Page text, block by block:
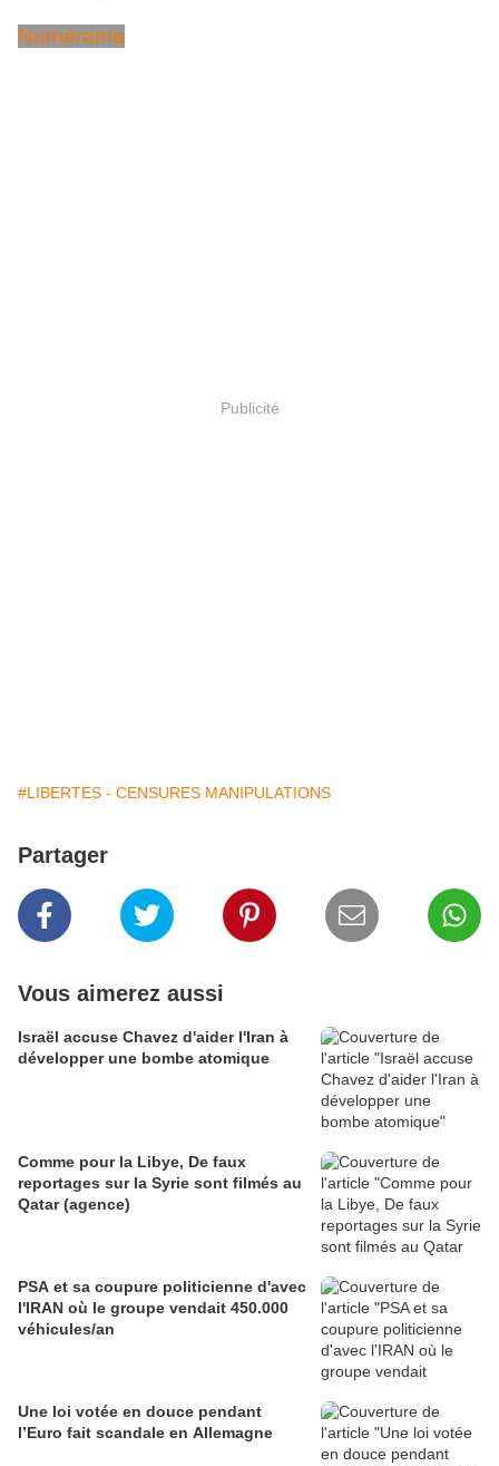
Numérama
Publicité
#LIBERTES - CENSURES MANIPULATIONS
Partager
Vous aimerez aussi
Israël accuse Chavez d'aider l'Iran à
développer une bombe atomique
Comme pour la Libye, De faux
reportages sur la Syrie sont filmés au
Qatar (agence)
PSA et sa coupure politicienne d'avec
l'IRAN où le groupe vendait 450.000
véhicules/an
Une loi votée en douce pendant
l’Euro fait scandale en Allemagne